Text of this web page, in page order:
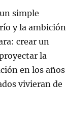
simple
y la ambición
crear un
la
en los años
vivieran de